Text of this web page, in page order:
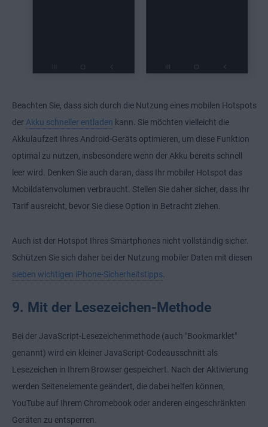
Beachten Sie, dass sich durch die Nutzung eines mobilen Hotspots
der Akku schneller entladen kann. Sie möchten vielleicht die
Akkulaufzeit Ihres Android-Geräts optimieren, um diese Funktion
optimal zu nutzen, insbesondere wenn der Akku bereits schnell
leer wird . Denken Sie auch daran, dass Ihr mobiler Hotspot das
Mobildatenvolumen verbraucht. Stellen Sie daher sicher, dass Ihr
Tarif ausreicht, bevor Sie diese Option in Betracht ziehen.
Auch ist der Hotspot Ihres Smartphones nicht vollständig sicher.
Schützen Sie sich daher bei der Nutzung mobiler Daten mit diesen
sieben wichtigen iPhone-Sicherheitstipps.
9. Mit der Lesezeichen-Methode
Bei der JavaScript-Lesezeichenmethode (auch "Bookmarklet"
genannt) wird ein kleiner JavaScript-Codeausschnitt als
Lesezeichen in Ihrem Browser gespeichert. Nach der Aktivierung
werden Seitenelemente geändert, die dabei helfen können,
YouTube auf Ihrem Chromebook oder anderen eingeschränkten
Geräten zu entsperren.